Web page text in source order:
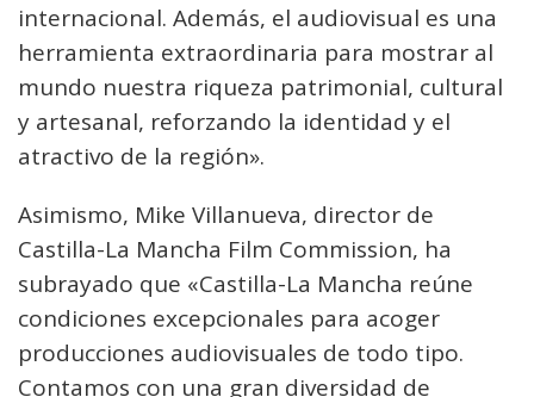
internacional. Además, el audiovisual es una
herramienta extraordinaria para mostrar al
mundo nuestra riqueza patrimonial, cultural
y artesanal, reforzando la identidad y el
atractivo de la región».
Asimismo, Mike Villanueva, director de
Castilla-La Mancha Film Commission, ha
subrayado que «Castilla-La Mancha reúne
condiciones excepcionales para acoger
producciones audiovisuales de todo tipo.
Contamos con una gran diversidad de